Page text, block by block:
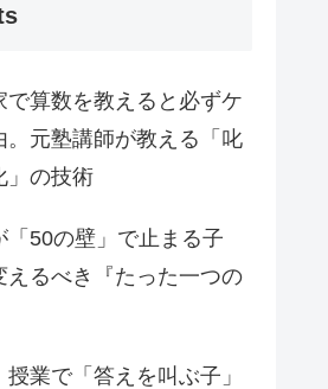
で算数を教えると必ずケ
。元塾講師が教える「叱
」の技術
「50の壁」で止まる子
えるべき『たった一つの
授業で「答えを叫ぶ子」